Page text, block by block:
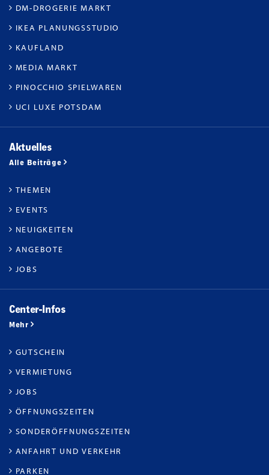
DM-DROGERIE MARKT
IKEA PLANUNGSSTUDIO
KAUFLAND
MEDIA MARKT
PINOCCHIO SPIELWAREN
UCI LUXE POTSDAM
Aktuelles
Alle Beiträge
THEMEN
EVENTS
NEUIGKEITEN
ANGEBOTE
JOBS
Center-Infos
Mehr
GUTSCHEIN
VERMIETUNG
JOBS
ÖFFNUNGSZEITEN
SONDERÖFFNUNGSZEITEN
ANFAHRT UND VERKEHR
PARKEN